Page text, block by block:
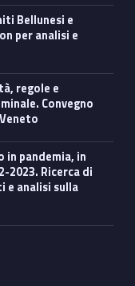
per analisi e
Convegno
2023. Ricerca di
e analisi sulla